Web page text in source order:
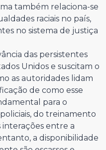
também relaciona-se
raciais no país,
no sistema de justiça
das persistentes
Unidos e suscitam o
as autoridades lidam
de como esse
para o
do treinamento
interações entre a
a disponibilidade